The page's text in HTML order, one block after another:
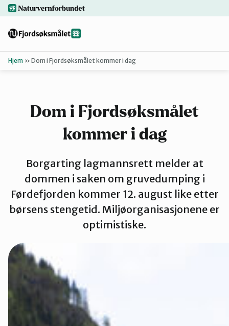
Hopp
til
hovedinnhold
Bakgrunn
For presse
naturvernforbundet.no
Hjem » Dom i Fjordsøksmålet kommer i dag
Dom i Fjordsøksmålet
kommer i dag
Borgarting lagmannsrett melder at
dommen i saken om gruvedumping i
Førdefjorden kommer 12. august like etter
børsens stengetid. Miljøorganisasjonene er
optimistiske.